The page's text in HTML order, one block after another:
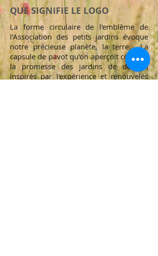
QUE SIGNIFIE LE LOGO
La forme circulaire de l'emblème de
l'Association des petits jardins évoque
notre précieuse planète, la terre. La
capsule de pavot qu'on aperçoit contient
la promesse des jardins de demain
inspirés par l'expérience et renouvelés